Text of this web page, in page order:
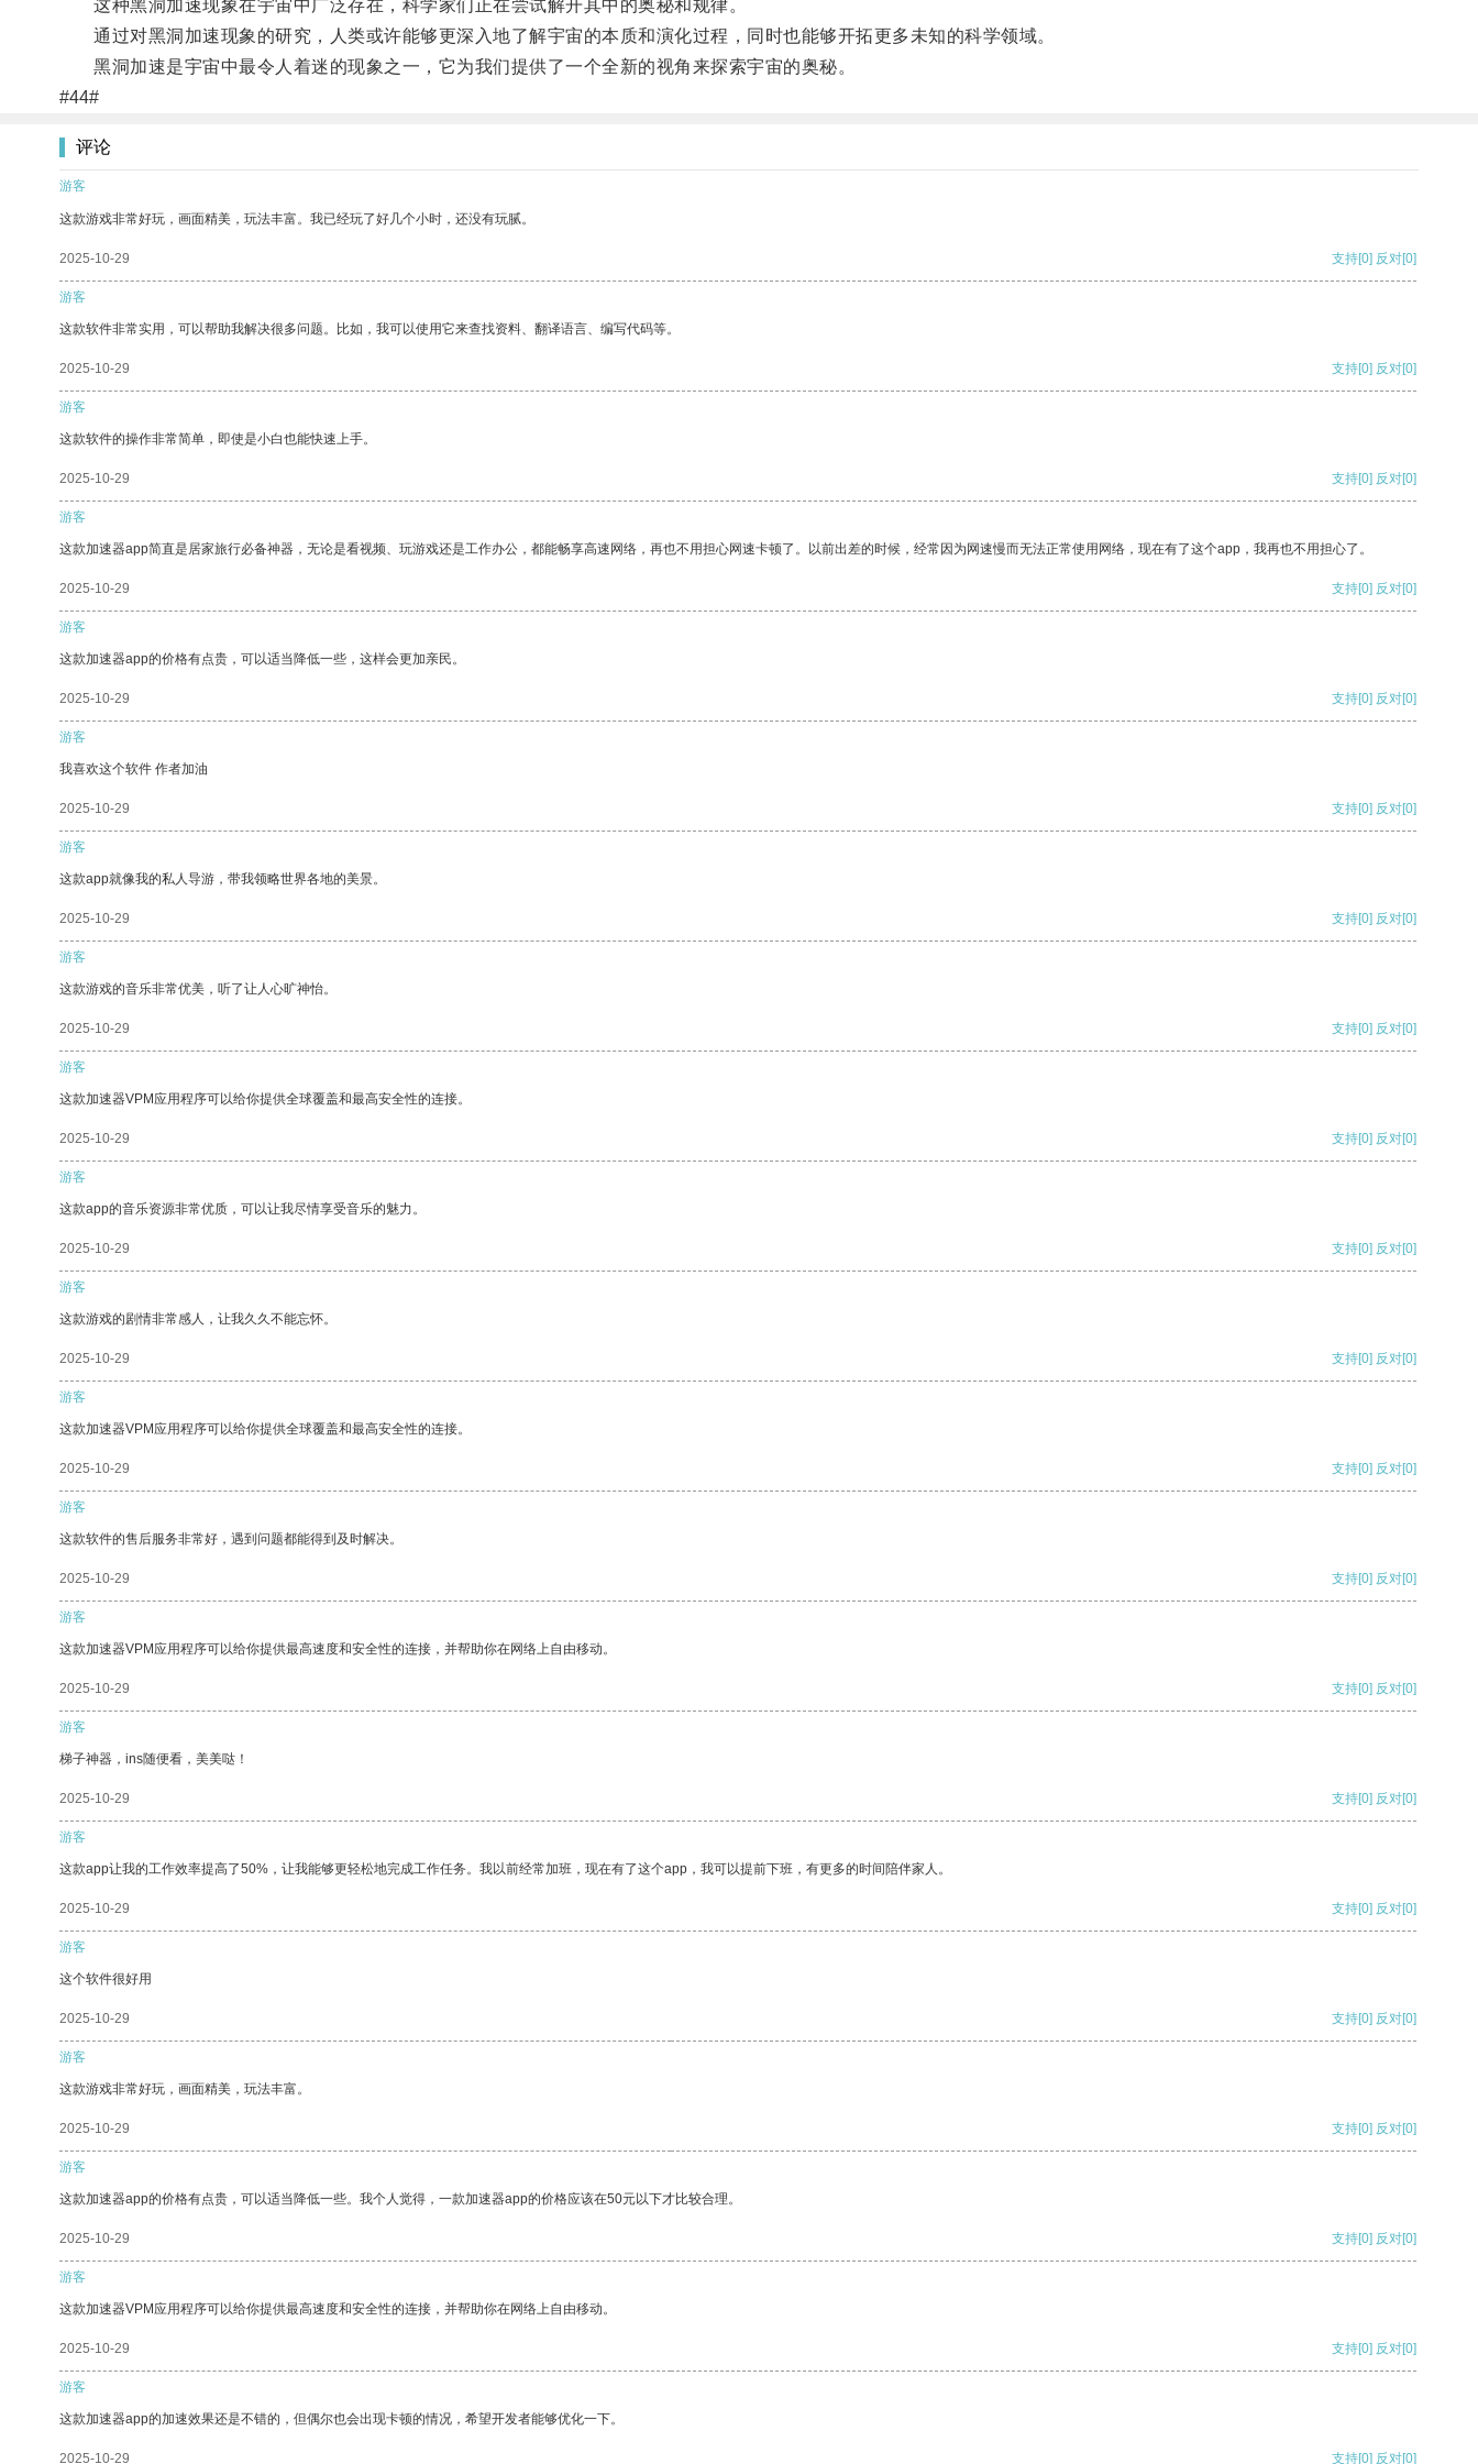
这种黑洞加速现象在宇宙中广泛存在，科学家们正在尝试解开其中的奥秘和规律。
通过对黑洞加速现象的研究，人类或许能够更深入地了解宇宙的本质和演化过程，同时也能够开拓更多未知的科学领域。
黑洞加速是宇宙中最令人着迷的现象之一，它为我们提供了一个全新的视角来探索宇宙的奥秘。
#44#
评论
游客
这款游戏非常好玩，画面精美，玩法丰富。我已经玩了好几个小时，还没有玩腻。
2025-10-29 支持[0] 反对[0]
游客
这款软件非常实用，可以帮助我解决很多问题。比如，我可以使用它来查找资料、翻译语言、编写代码等。
2025-10-29 支持[0] 反对[0]
游客
这款软件的操作非常简单，即使是小白也能快速上手。
2025-10-29 支持[0] 反对[0]
游客
这款加速器app简直是居家旅行必备神器，无论是看视频、玩游戏还是工作办公，都能畅享高速网络，再也不用担心网速卡顿了。以前出差的时候，经常因为网速慢而无法正常使用网络，现在有了这个app，我再也不用担心了。
2025-10-29 支持[0] 反对[0]
游客
这款加速器app的价格有点贵，可以适当降低一些，这样会更加亲民。
2025-10-29 支持[0] 反对[0]
游客
我喜欢这个软件 作者加油
2025-10-29 支持[0] 反对[0]
游客
这款app就像我的私人导游，带我领略世界各地的美景。
2025-10-29 支持[0] 反对[0]
游客
这款游戏的音乐非常优美，听了让人心旷神怡。
2025-10-29 支持[0] 反对[0]
游客
这款加速器VPM应用程序可以给你提供全球覆盖和最高安全性的连接。
2025-10-29 支持[0] 反对[0]
游客
这款app的音乐资源非常优质，可以让我尽情享受音乐的魅力。
2025-10-29 支持[0] 反对[0]
游客
这款游戏的剧情非常感人，让我久久不能忘怀。
2025-10-29 支持[0] 反对[0]
游客
这款加速器VPM应用程序可以给你提供全球覆盖和最高安全性的连接。
2025-10-29 支持[0] 反对[0]
游客
这款软件的售后服务非常好，遇到问题都能得到及时解决。
2025-10-29 支持[0] 反对[0]
游客
这款加速器VPM应用程序可以给你提供最高速度和安全性的连接，并帮助你在网络上自由移动。
2025-10-29 支持[0] 反对[0]
游客
梯子神器，ins随便看，美美哒！
2025-10-29 支持[0] 反对[0]
游客
这款app让我的工作效率提高了50%，让我能够更轻松地完成工作任务。我以前经常加班，现在有了这个app，我可以提前下班，有更多的时间陪伴家人。
2025-10-29 支持[0] 反对[0]
游客
这个软件很好用
2025-10-29 支持[0] 反对[0]
游客
这款游戏非常好玩，画面精美，玩法丰富。
2025-10-29 支持[0] 反对[0]
游客
这款加速器app的价格有点贵，可以适当降低一些。我个人觉得，一款加速器app的价格应该在50元以下才比较合理。
2025-10-29 支持[0] 反对[0]
游客
这款加速器VPM应用程序可以给你提供最高速度和安全性的连接，并帮助你在网络上自由移动。
2025-10-29 支持[0] 反对[0]
游客
这款加速器app的加速效果还是不错的，但偶尔也会出现卡顿的情况，希望开发者能够优化一下。
2025-10-29 支持[0] 反对[0]